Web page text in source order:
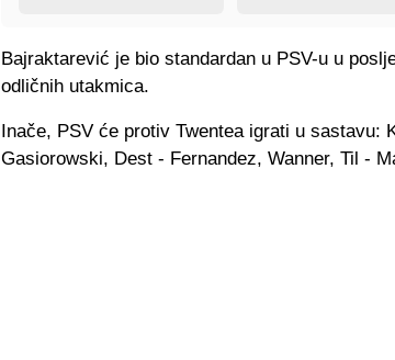
Bajraktarević je bio standardan u PSV-u u
odličnih utakmica.
Inače, PSV će protiv Twentea igrati u sastavu:
Gasiorowski, Dest - Fernandez, Wanner, Til -